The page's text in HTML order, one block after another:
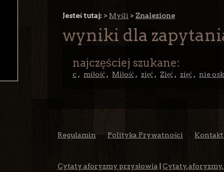
Jesteś tutaj: > Myśli > Znalezione
wyniki dla
najczęściej szukane:
c , miłość , Miłość , zięć , Zięć , zięć , nie
Regulamin Polityka Prywatności Kontakt
Cytaty aforyzmy przysłowia
Cytaty,